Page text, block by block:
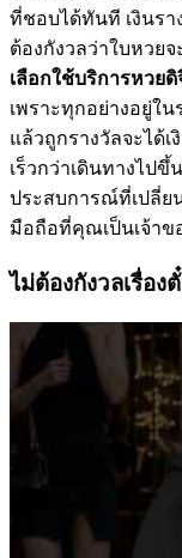
ที่ชอบได้ทันที เงินร
ต้องกังวลว่าใบหวย
เลือกใช้บริการหวย
เพราะทุกอย่างอยู่ใ
แล้วถูกรางวัลจะได้เ
เร็วกว่าเดินทางไป
ประสบการณ์ที่เปลี่ย
มือถือที่คุณเป็นเจ้า
ไม่ต้องกังวลเรื่อ